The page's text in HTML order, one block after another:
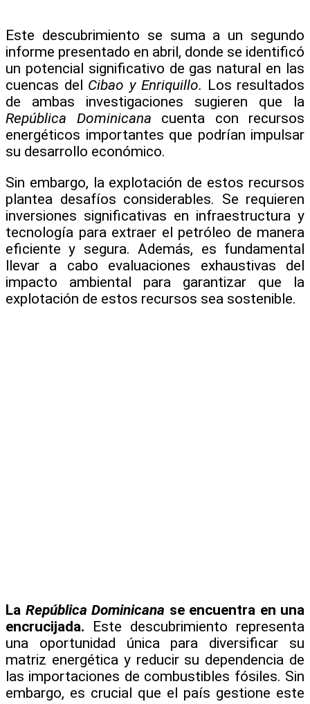
Este descubrimiento se suma a un segundo
informe presentado en abril, donde se identificó
un potencial significativo de gas natural en las
cuencas del Cibao y Enriquillo. Los resultados
de ambas investigaciones sugieren que la
República Dominicana cuenta con recursos
energéticos importantes que podrían impulsar
su desarrollo económico.
Sin embargo, la explotación de estos recursos
plantea desafíos considerables. Se requieren
inversiones significativas en infraestructura y
tecnología para extraer el petróleo de manera
eficiente y segura. Además, es fundamental
llevar a cabo evaluaciones exhaustivas del
impacto ambiental para garantizar que la
explotación de estos recursos sea sostenible.
La República Dominicana se encuentra en una
encrucijada. Este descubrimiento representa
una oportunidad única para diversificar su
matriz energética y reducir su dependencia de
las importaciones de combustibles fósiles. Sin
embargo, es crucial que el país gestione este